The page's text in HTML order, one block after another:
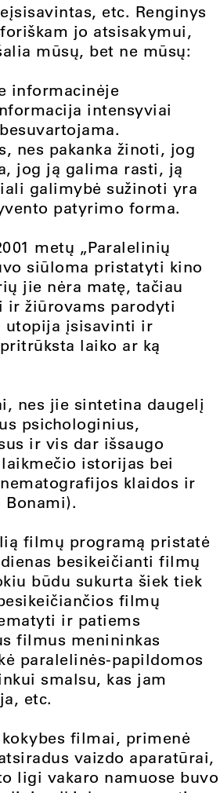
etc. Renginys
jo atsisakymui,
mūsų, bet ne mūsų:
informacinėje
intensyviai
nes pakanka žinoti, jog
jog ją galima rasti, ją
galimybė sužinoti yra
patyrimo forma.
metų „Paralelinių
siūloma pristatyti kino
jie nėra matę, tačiau
ir žiūrovams parodyti
utopija įsisavinti ir
laiko ar ką
nes jie sintetina daugelį
psichologinius,
ir vis dar išsaugo
istorijas bei
klaidos ir
Bonami).
filmų programą pristatė
besikeičianti filmų
būdu sukurta šiek tiek
filmų
ir patiems
filmus menininkas
paralelinės-papildomos
smalsu, kas jam
etc.
filmai, primenė
vaizdo aparatūrai,
ligi vakaro namuose buvo